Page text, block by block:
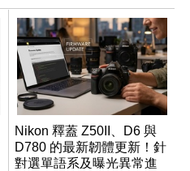
Nikon 釋蓋 Z50II、D6 與
D780 的最新韌體更新！針
對選單語系及曝光異常進